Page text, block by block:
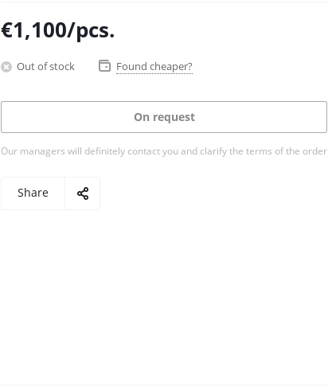
€1,100/pcs.
Out of stock Found cheaper?
On request
Our managers will definitely contact you and clarify the terms of the order
Share